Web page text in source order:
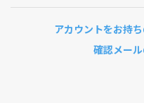
アカウントをお持
確認メー